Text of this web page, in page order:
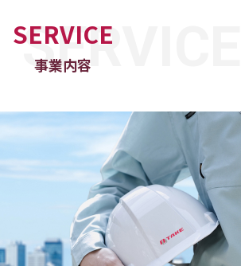
SERVICE
事業内容